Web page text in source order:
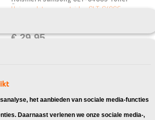
Cyaan
Huismerk toner cartridge CLT-C406S,
€ 29,95
het aanbieden van sociale media-functies
Daarnaast verlenen we onze sociale media-,